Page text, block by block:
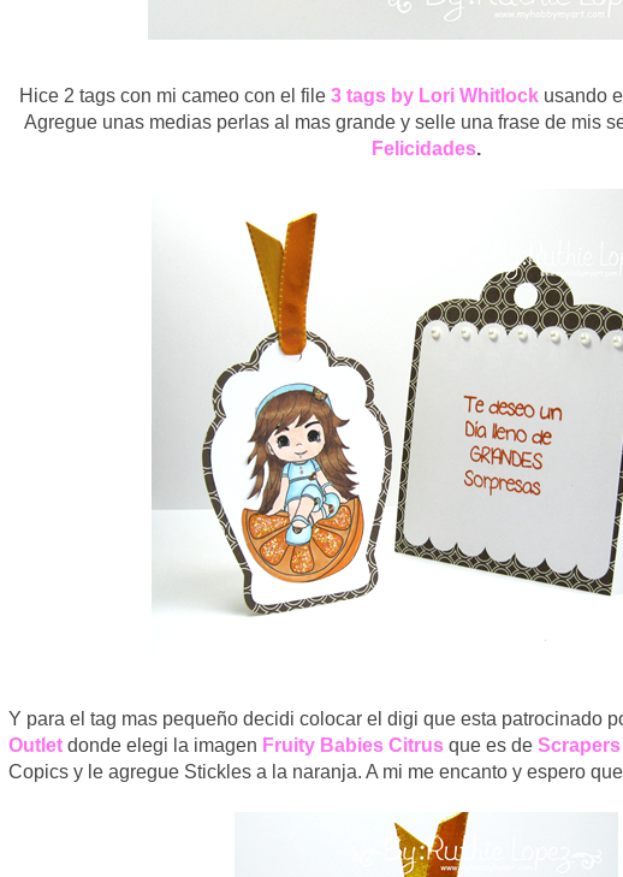
Hice 2 tags con mi cameo con el file 3 tags by Lori Whitlock usando
Agregue unas medias perlas al mas grande y selle una frase de mis
Felicidades.
Y para el tag mas pequeño decidi colocar el digi que esta patrocinado
Outlet donde elegi la imagen Fruity Babies Citrus que es de
Copics y le agregue Stickles a la naranja. A mi me encanto y espero